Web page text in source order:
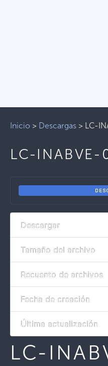
Inicio > Descargas > LC-
LC-
Descargar
Tamaño del archivo
Recuento de archivos
Fecha de creación
Última actualización
LC-